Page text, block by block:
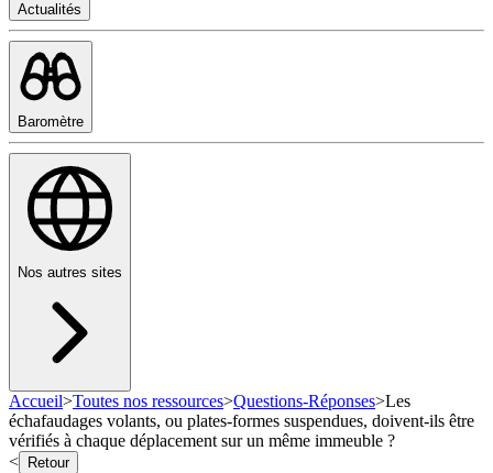
Actualités
Baromètre
Nos autres sites
Accueil>Toutes nos ressources>Questions-Réponses>Les
échafaudages volants, ou plates-formes suspendues, doivent-ils être
vérifiés à chaque déplacement sur un même immeuble ?
<
Retour